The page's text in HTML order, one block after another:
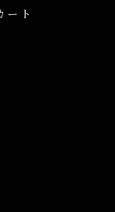
ート